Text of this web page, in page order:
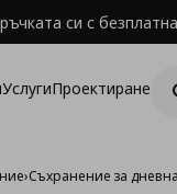
си с
УслугиПроектиране
›Съхранение за